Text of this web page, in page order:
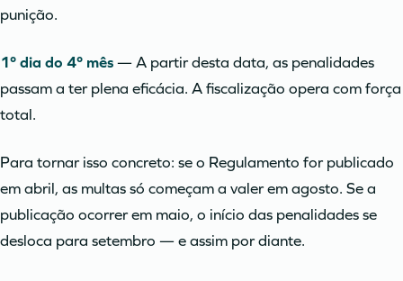
punição.
1º dia do 4º mês— A partir desta data, as penalidades
passam a ter plena eficácia. A fiscalização opera com força
total.
Para tornar isso concreto: se o Regulamento for publicado
em abril, as multas só começam a valer em agosto. Se a
publicação ocorrer em maio, o início das penalidades se
desloca para setembro — e assim por diante.